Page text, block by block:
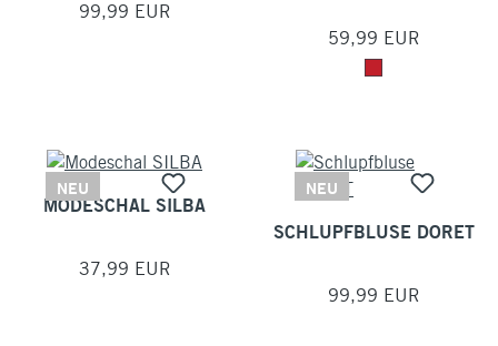
99,99 EUR
59,99 EUR
NEU
MODESCHAL SILBA
37,99 EUR
NEU
SCHLUPFBLUSE DORET
99,99 EUR